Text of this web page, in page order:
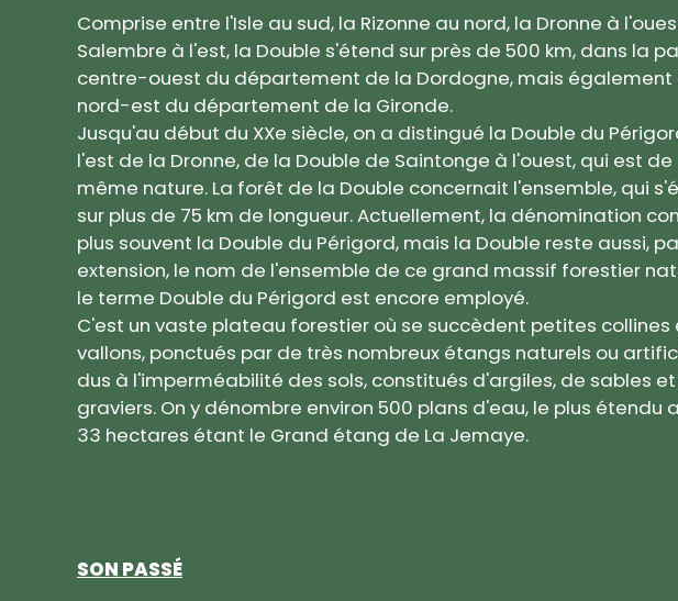
Comprise entre l'Isle au sud, la Rizonne au nord, la Dronne à
Salembre à l'est, la Double s'étend sur près de 500 km, dans la
centre-ouest du département de la Dordogne, mais également
nord-est du département de la Gironde.
Jusqu'au début du XXe siècle, on a distingué la Double du
l'est de la Dronne, de la Double de Saintonge à l'ouest, qui est de
même nature. La forêt de la Double concernait l'ensemble, qui
sur plus de 75 km de longueur. Actuellement, la dénomination
plus souvent la Double du Périgord, mais la Double reste aussi,
extension, le nom de l'ensemble de ce grand massif forestier
le terme Double du Périgord est encore employé.
C'est un vaste plateau forestier où se succèdent petites collines
vallons, ponctués par de très nombreux étangs naturels ou
dus à l'imperméabilité des sols, constitués d'argiles, de sables
graviers. On y dénombre environ 500 plans d'eau, le plus étendu
33 hectares étant le Grand étang de La Jemaye.
SON PASSÉ